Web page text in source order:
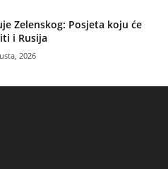
Zelenskog: Posjeta koju će
i Rusija
2026